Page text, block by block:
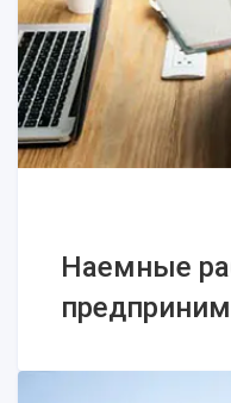
Наемные